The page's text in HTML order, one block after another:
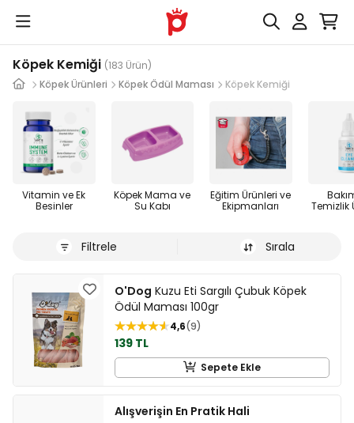
Köpek Kemiği (183 Ürün)
Köpek Ürünleri
Köpek Ödül Maması Köpek Kemiği
Vitamin ve Ek
Besinler
Köpek Mama ve
Su Kabı
Eğitim Ürünleri ve
Ekipmanları
Temizlik
Filtrele Sırala
O'Dog Kuzu Eti Sargılı Çubuk Köpek
Ödül Maması 100gr
4,6 9
139 TL
Sepete Ekle
Alışverişin En Pratik Hali